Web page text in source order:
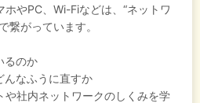
やPC、Wi-Fiなどは、“ネットワ
繋がっています。
るのか
なふうに直すか
や社内ネットワークのしくみを学